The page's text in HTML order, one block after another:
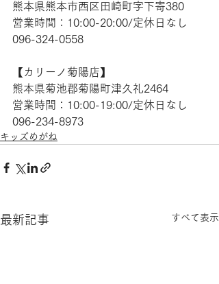
熊本県熊本市西区田崎町字下寄380
営業時間：10:00-20:00/定休日なし
096-324-0558
【​カリーノ菊陽店】
熊本県菊池郡菊陽町津久礼2464
営業時間：10:00-19:00/定休日なし
096-234-8973
キッズめがね
最新記事 すべて表示